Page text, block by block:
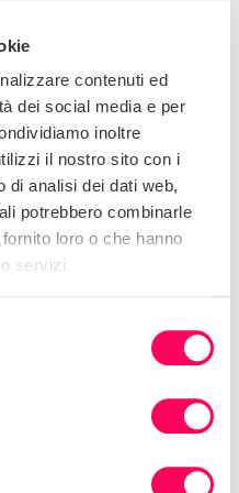
contenuti ed
dei social media e per
inoltre
il nostro sito con i
di analisi dei dati web,
potrebbero combinarle
loro o che hanno
servizi.
accuratezza.
di rischio:Il
critiche come gli
e la sicurezza, l’etica
riduce gli oneri
di servizi eliminando
Sedex, le aziende
completi:
Ottieni